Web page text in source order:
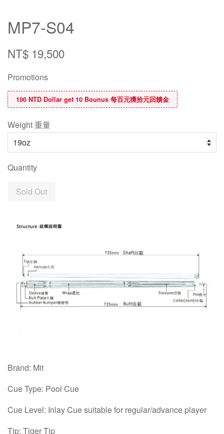
MP7-S04
NT$ 19,500
Promotions
100 NTD Dollar get 10 Bounus 每百元獲拾元回饋金
Weight 重量
Quantity
Sold Out
Brand: Mit
Cue Type: Pool Cue
Cue Level: Inlay Cue suitable for regular/advance player
Tip: Tiger Tip